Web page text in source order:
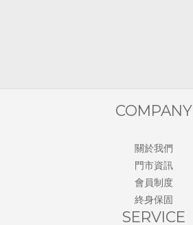
COMPANY
關於我們
門市資訊
會員制度
終身保固
SERVICE